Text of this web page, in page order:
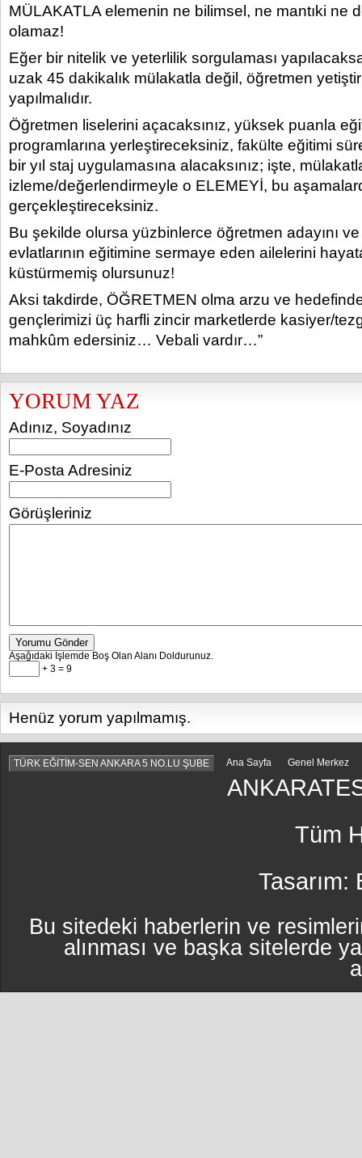
MÜLAKATLA elemenin ne bilimsel, ne mantıki ne
olamaz!
Eğer bir nitelik ve yeterlilik sorgulaması
uzak 45 dakikalık mülakatla değil, öğretmen
yapılmalıdır.
Öğretmen liselerini açacaksınız, yüksek puanla
programlarına yerleştireceksiniz, fakülte eğitimi
bir yıl staj uygulamasına alacaksınız; işte,
izleme/değerlendirmeyle o ELEMEYİ, bu
gerçekleştireceksiniz.
Bu şekilde olursa yüzbinlerce öğretmen adayını ve
evlatlarının eğitimine sermaye eden ailelerini
küstürmemiş olursunuz!
Aksi takdirde, ÖĞRETMEN olma arzu ve
gençlerimizi üç harfli zincir marketlerde kasiyer/
mahkûm edersiniz… Vebali vardır…”
YORUM YAZ
Adınız, Soyadınız
E-Posta Adresiniz
Görüşleriniz
Yorumu Gönder
Aşağıdaki İşlemde Boş Olan Alanı Doldurunuz.
+ 3 = 9
Henüz yorum yapılmamış.
TÜRK EĞİTİM-SEN ANKARA 5 NO.LU ŞUBE Ana Sayfa Genel Merkez
Tüm
Tasarım:
Bu sitedeki haberlerin ve
alınması ve başka sitelerde